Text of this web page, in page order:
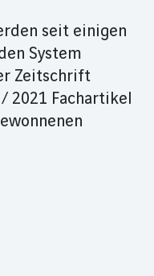
seit einigen
System
Zeitschrift
2021 Fachartikel